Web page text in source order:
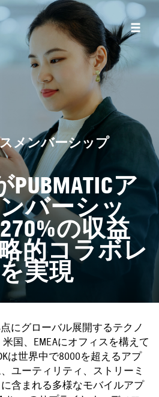
メンバーシップ
PUBMATICア
バーシッ
270%の収益
的コラボレ
実現
点にグローバル展開するテクノ
米国、EMEAにオフィスを構えて
は世界中で8000を超えるアプ
ユーティリティ、ストリーミ
含まれる多様なモバイルアプ